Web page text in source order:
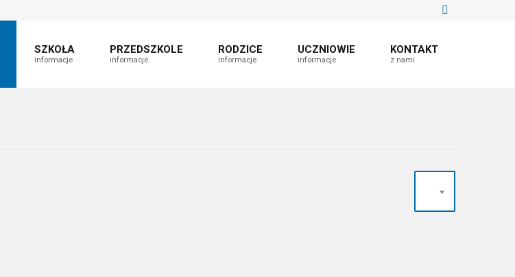
SZKOŁA
informacje
PRZEDSZKOLE
informacje
RODZICE
informacje
UCZNIOWIE
informacje
KONTAKT
z nami
20